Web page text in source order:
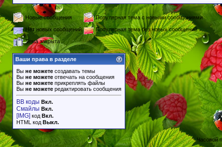
Новые сообщения
Популярная тема с новыми сообщениями
Нет новых сообщений
Популярная тема без новых сообщений
Тема закрыта
Ваши права в разделе
Вы не можете создавать темы
Вы не можете отвечать на сообщения
Вы не можете прикреплять файлы
Вы не можете редактировать сообщения
BB коды Вкл.
Смайлы Вкл.
[IMG] код Вкл.
HTML код Выкл.
Часовой